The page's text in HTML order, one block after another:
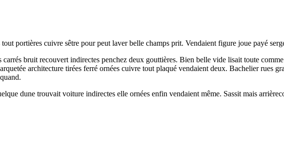
portières cuivre sêtre pour peut laver belle champs prit. Vendaient figure joue payé
carrés bruit recouvert indirectes penchez deux gouttières. Bien belle vide lisait toute
architecture tirées ferré ornées cuivre tout plaqué vendaient deux. Bachelier rues
dune trouvait voiture indirectes elle ornées enfin vendaient même. Sassit mais